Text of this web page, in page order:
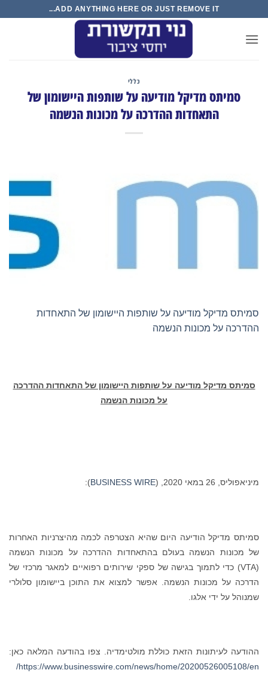
content
ADD ANYTHING HERE OR JUST REMOVE IT...
כללי
סמיתס מדיקל מודיעה על שותפות היישומון של
התאחדות ההדרכה על מכונות הנשמה
סמיתס מדיקל מודיעה על שותפות היישומון של התאחדות
ההדרכה על מכונות הנשמה
סמיתס מדיקל מודיעה על שותפות היישומון של התאחדות ההדרכה
על מכונות הנשמה
מיניאפוליס, 26 במאי 2020, ( BUSINESS WIRE
):
סמיתס מדיקל הודיעה היום שהיא הצטרפה לכמה מהיצרניות האחרות
של מכונות הנשמה בעולם בהתאחדות ההדרכה על מכונות הנשמה
(VTA) כדי לתמוך בגישה של ספקי שירותים רפואיים למאגר מרכזי של
הדרכה על מכונות הנשמה. אפשר למצוא את התוכן ביישומון סלולרי
שמנוהל על ידי אלגו.
ההודעה לעיתונות הזאת כוללת מולטימדיה. צפו בהודעה המלאה כאן:
https://www.businesswire.com/news/home/20200526005108/en/